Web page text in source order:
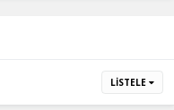
LISTELE